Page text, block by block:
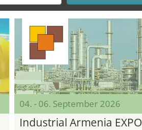
04. - 06. September 2026
Industrial Armenia EXPO